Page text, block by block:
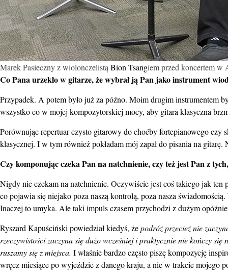
Marek Pasieczny z wiolonczelistą Bion Tsangiem przed koncertem w
Co Pana urzekło w gitarze, że wybrał ją Pan jako instrument
Przypadek. A potem było już za późno. Moim drugim instrumentem
wszystko co w mojej kompozytorskiej mocy, aby gitara klasyczna
Porównując repertuar czysto gitarowy do choćby fortepianowego
klasycznej. I w tym również pokładam mój zapał do pisania na
Czy komponując czeka Pan na natchnienie, czy też jest Pan z
Nigdy nie czekam na natchnienie. Oczywiście jest coś takiego jak
co pojawia się niejako poza naszą kontrolą, poza nasza
Inaczej to umyka. Ale taki impuls czasem przychodzi z dużym
Ryszard Kapuściński powiedział kiedyś, żepodróż przecież nie
rzeczywistości zaczyna się dużo wcześniej i praktycznie nie kończy
ruszamy się z miejsca. I właśnie bardzo często piszę kompozycję
wręcz miesiące po wyjeździe z danego kraju, a nie w trakcie mojego